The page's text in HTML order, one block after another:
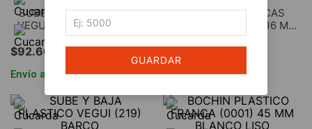
GUARDAR
SUBE Y BAJA PLASTICO
VEGUI (204) TRONQUITO
$92.660
Envío a todo el país
BOCHAS PLASTICAS
FRANCA (1001) X 2 116 Mm.
NEGRO LISAS
$72.876
Envío a todo el país